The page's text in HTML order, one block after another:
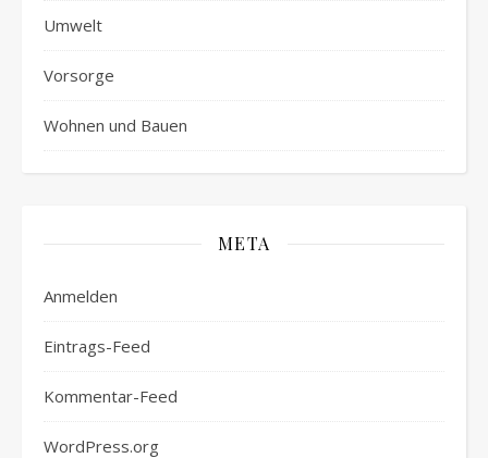
Umwelt
Vorsorge
Wohnen und Bauen
META
Anmelden
Eintrags-Feed
Kommentar-Feed
WordPress.org